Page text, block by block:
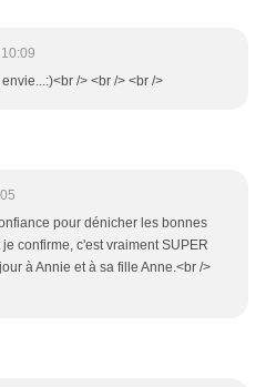
/> <br /> <br />
pour dénicher les bonnes
confirme, c'est vraiment SUPER
à Annie et à sa fille Anne.<br />